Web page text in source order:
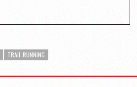
TRAIL RUNNING